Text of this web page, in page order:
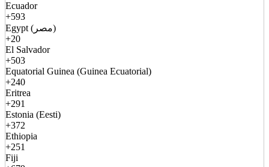
Ecuador
+593
Egypt (مصر)
+20
El Salvador
+503
Equatorial Guinea (Guinea Ecuatorial)
+240
Eritrea
+291
Estonia (Eesti)
+372
Ethiopia
+251
Fiji